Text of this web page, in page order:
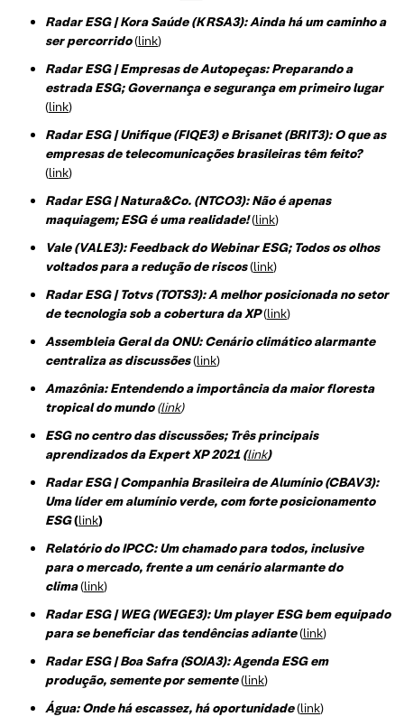
Radar ESG | Kora Saúde (KRSA3): Ainda há um caminho a
ser percorrido(link)
Radar ESG | Empresas de Autopeças: Preparando a
estrada ESG; Governança e segurança em primeiro lugar
(link)
Radar ESG | Unifique (FIQE3) e Brisanet (BRIT3): O que as
empresas de telecomunicações brasileiras têm feito?
(link)
Radar ESG | Natura&Co. (NTCO3): Não é apenas
maquiagem; ESG é uma realidade!(link)
Vale (VALE3): Feedback do Webinar ESG; Todos os olhos
voltados para a redução de riscos(link)
Radar ESG | Totvs (TOTS3): A melhor posicionada no setor
de tecnologia sob a cobertura da XP(link)
Assembleia Geral da ONU: Cenário climático alarmante
centraliza as discussões(link)
Amazônia: Entendendo a importância da maior floresta
tropical do mundo (link)
ESG no centro das discussões; Três principais
aprendizados da Expert XP 2021 (link)
Radar ESG | Companhia Brasileira de Alumínio (CBAV3):
Uma líder em alumínio verde, com forte posicionamento
ESG(link)
Relatório do IPCC: Um chamado para todos, inclusive
para o mercado, frente a um cenário alarmante do
clima(link)
Radar ESG | WEG (WEGE3): Um player ESG bem equipado
para se beneficiar das tendências adiante(link)
Radar ESG | Boa Safra (SOJA3): Agenda ESG em
produção, semente por semente(link)
Água: Onde há escassez, há oportunidade(link)